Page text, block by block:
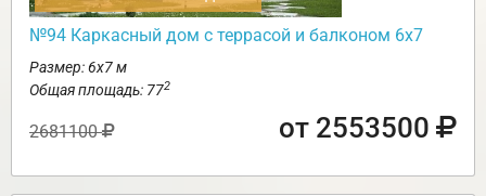
№94 Каркасный дом с террасой и балконом 6х7
Размер: 6х7 м
Общая площадь: 772
2681100 от 2553500